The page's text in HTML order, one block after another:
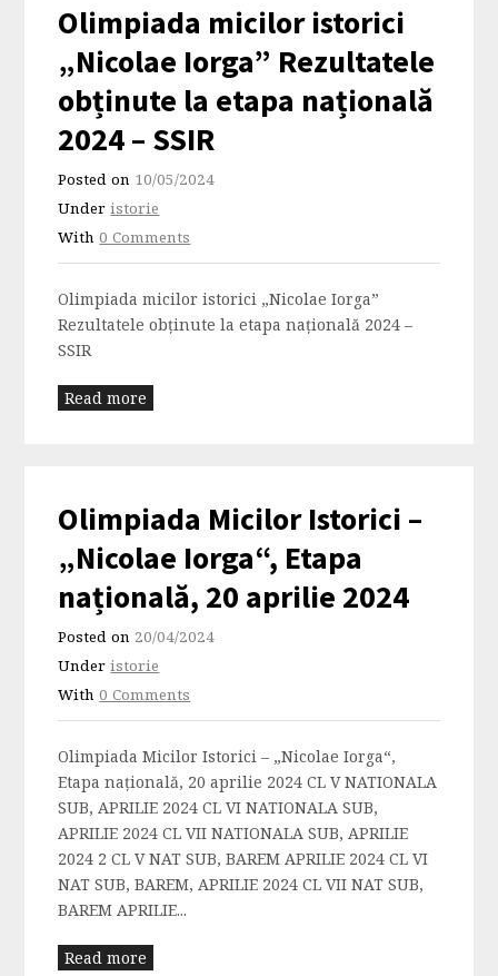
Olimpiada micilor istorici
„Nicolae Iorga” Rezultatele
obținute la etapa națională
2024 – SSIR
Posted on 10/05/2024
Underistorie
With0 Comments
Olimpiada micilor istorici „Nicolae Iorga”
Rezultatele obținute la etapa națională 2024 –
SSIR
Read more
Olimpiada Micilor Istorici –
„Nicolae Iorga“, Etapa
națională, 20 aprilie 2024
Posted on 20/04/2024
Underistorie
With0 Comments
Olimpiada Micilor Istorici – „Nicolae Iorga“,
Etapa națională, 20 aprilie 2024 CL V NATIONALA
SUB, APRILIE 2024 CL VI NATIONALA SUB,
APRILIE 2024 CL VII NATIONALA SUB, APRILIE
2024 2 CL V NAT SUB, BAREM APRILIE 2024 CL VI
NAT SUB, BAREM, APRILIE 2024 CL VII NAT SUB,
BAREM APRILIE...
Read more